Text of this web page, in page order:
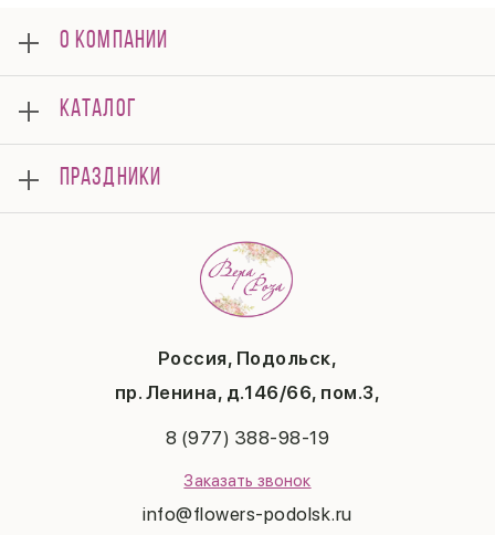
Россия, Подольск,
пр. Ленина, д.146/66, пом.3,
8 (977) 388-98-19
Заказать звонок
info@flowers-podolsk.ru
О КОМПАНИИ
Мероприятия
Корпоративным клиентам
Оплата
Доставка
Отзывы
Политика конфиденциальности
КАТАЛОГ
Композиции
Подарки
ПРАЗДНИКИ
Последний звонок